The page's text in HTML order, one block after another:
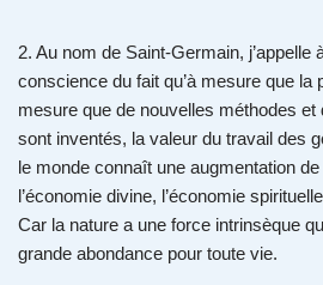
2. Au nom de Saint-Germain, j’appelle
conscience du fait qu’à mesure que la
mesure que de nouvelles méthodes
sont inventés, la valeur du travail des
le monde connaît une augmentation de
l’économie divine, l’économie
Car la nature a une force intrinsèque
grande abondance pour toute vie.